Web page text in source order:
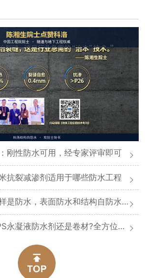
刚性防水可用，经专家评审即可
抗裂减渗剂适用于哪些防水工程
防水，表面防水和结构自防水差在哪
凝液防水剂还是卷材?全方位对比分析